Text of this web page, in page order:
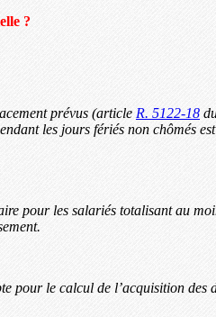
?
prévus (article R. 5122-18
les jours fériés non chômés
pour les salariés totalisant au
pour le calcul de l’acquisition des